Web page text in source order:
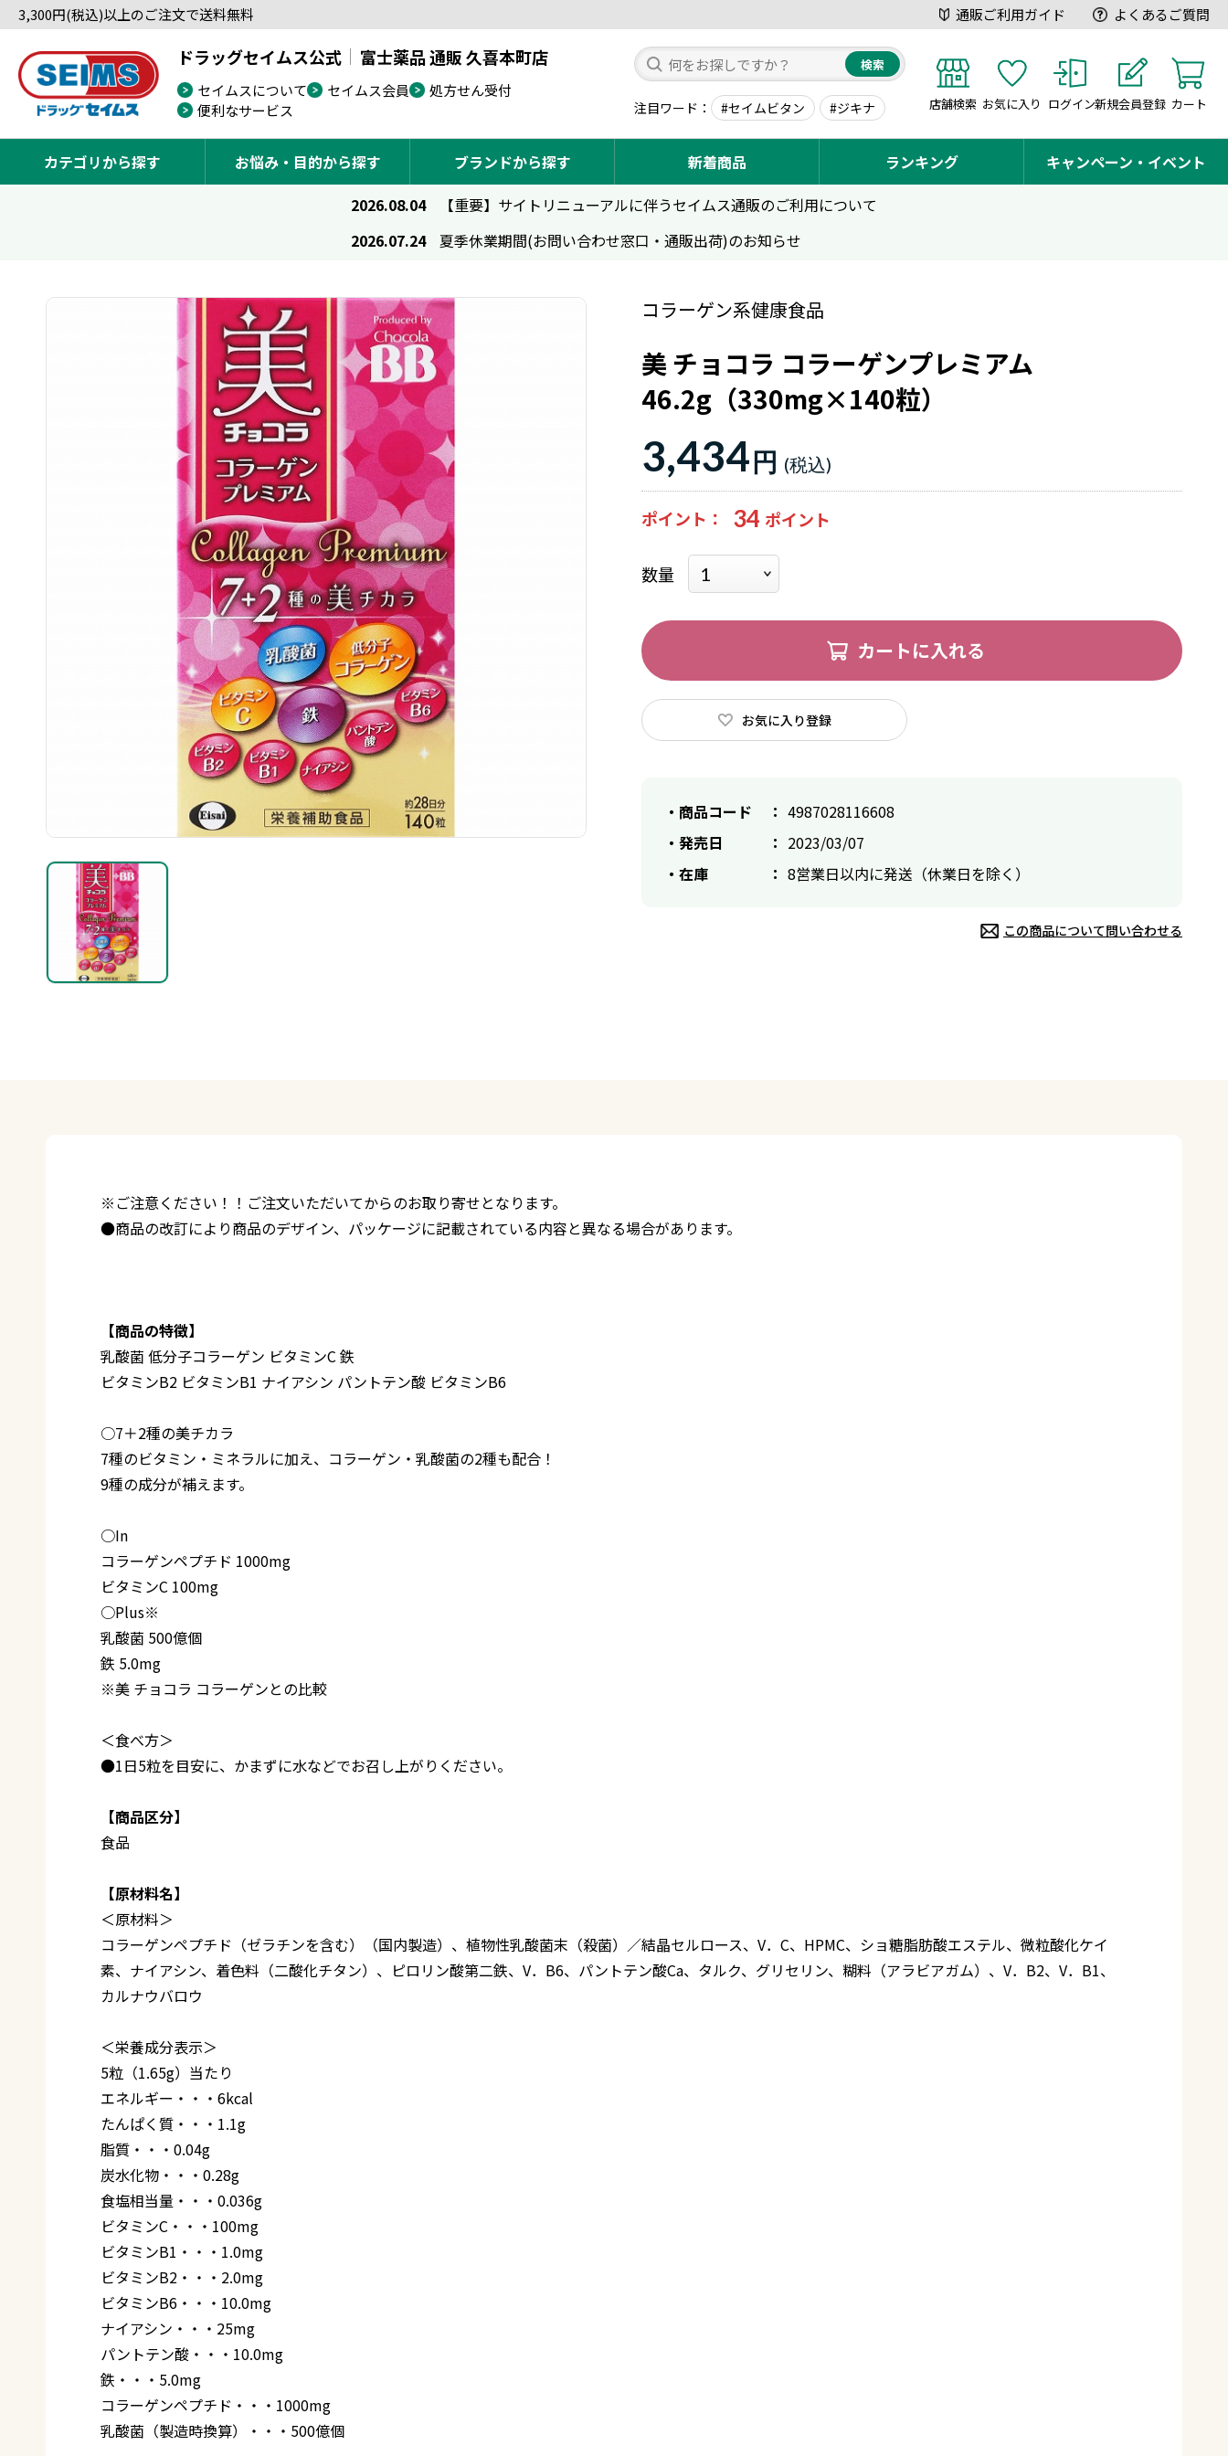
3,300円(税込)以上のご注文で送料無料 通販ご利用ガイド よくあるご質問
ドラッグセイムス公式 富士薬品 通販 久喜本町店
セイムスについて セイムス会員
処方せん受付
便利なサービス
検索
注目ワード #セイムビタン #ジキナ 店舗検索 お気に入り ログイン新規会員登録 カート
カテゴリから探す お悩み・目的から探す ブランドから探す 新着商品 ランキング
キャンペーン・イベント
2026.08.04
【重要】サイトリニューアルに伴うセイムス通販のご利用について
2026.07.24
夏季休業期間(お問い合わせ窓口・通販出荷)のお知らせ
コラーゲン系健康食品
美 チョコラ コラーゲンプレミアム
46.2g（330mg×140粒）
3,434円
ポイント 34
数量
カートに入れる
お気に入り登録
商品コード
4987028116608
発売日
2023/03/07
在庫
8営業日以内に発送（休業日を除く）
この商品について問い合わせる
※ご注意ください！！ご注文いただいてからのお取り寄せとなります。
●商品の改訂により商品のデザイン、パッケージに記載されている内容と異なる場合があります。
【商品の特徴】
乳酸菌 低分子コラーゲン ビタミンC 鉄
ビタミンB2 ビタミンB1 ナイアシン パントテン酸 ビタミンB6
○7＋2種の美チカラ
7種のビタミン・ミネラルに加え、コラーゲン・乳酸菌の2種も配合！
9種の成分が補えます。
○In
コラーゲンペプチド 1000mg
ビタミンC 100mg
○Plus※
乳酸菌 500億個
鉄 5.0mg
※美 チョコラ コラーゲンとの比較
＜食べ方＞
●1日5粒を目安に、かまずに水などでお召し上がりください。
【商品区分】
食品
【原材料名】
＜原材料＞
コラーゲンペプチド（ゼラチンを含む）（国内製造）、植物性乳酸菌末（殺菌）／結晶セルロース、V．C、HPMC、ショ糖脂肪酸エステル、微粒酸化ケイ
素、ナイアシン、着色料（二酸化チタン）、ピロリン酸第二鉄、V．B6、パントテン酸Ca、タルク、グリセリン、糊料（アラビアガム）、V．B2、V．B1、
カルナウバロウ
＜栄養成分表示＞
5粒（1.65g）当たり
エネルギー・・・6kcal
たんぱく質・・・1.1g
脂質・・・0.04g
炭水化物・・・0.28g
食塩相当量・・・0.036g
ビタミンC・・・100mg
ビタミンB1・・・1.0mg
ビタミンB2・・・2.0mg
ビタミンB6・・・10.0mg
ナイアシン・・・25mg
パントテン酸・・・10.0mg
鉄・・・5.0mg
コラーゲンペプチド・・・1000mg
乳酸菌（製造時換算）・・・500億個